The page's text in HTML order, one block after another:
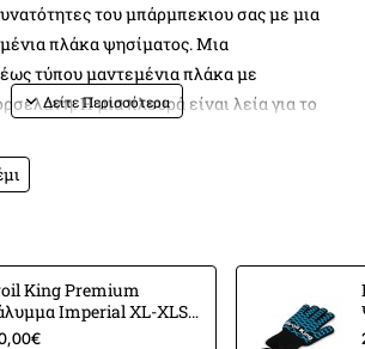
του μπάρμπεκιου σας με μια
πλάκα ψησίματος. Μια
τύπου μαντεμένια πλάκα με
Η μία πλευρά είναι λεία για το
τέλεια στη θέση ενός τμήματος της
Μέγεθος: 37,08 x 27,30 εκ. Ταιριάζει
King Premium
Imperial XL-XLS-
cm